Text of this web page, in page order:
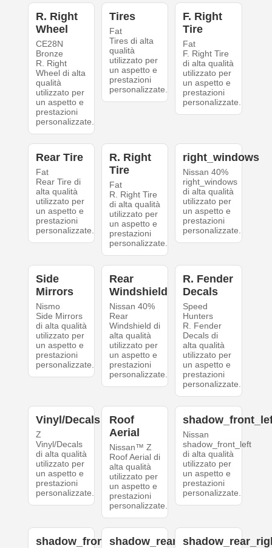
R. Right
Wheel
CE28N
Bronze
R. Right
Wheel di alta
qualità
utilizzato per
un aspetto e
prestazioni
personalizzate.
Tires
Fat
Tires di alta
qualità
utilizzato per
un aspetto e
prestazioni
personalizzate.
F. Right
Tire
Fat
F. Right Tire
di alta qualità
utilizzato per
un aspetto e
prestazioni
personalizzate.
Rear Tire
Fat
Rear Tire di
alta qualità
utilizzato per
un aspetto e
prestazioni
personalizzate.
R. Right
Tire
Fat
R. Right Tire
di alta qualità
utilizzato per
un aspetto e
prestazioni
personalizzate.
right_windows
Nissan 40%
right_windows
di alta qualità
utilizzato per
un aspetto e
prestazioni
personalizzate.
Side
Mirrors
Nismo
Side Mirrors
di alta qualità
utilizzato per
un aspetto e
prestazioni
personalizzate.
Rear
Windshield
Nissan 40%
Rear
Windshield di
alta qualità
utilizzato per
un aspetto e
prestazioni
personalizzate.
R. Fender
Decals
Speed
Hunters
R. Fender
Decals di
alta qualità
utilizzato per
un aspetto e
prestazioni
personalizzate.
Vinyl/Decals
Z
Vinyl/Decals
di alta qualità
utilizzato per
un aspetto e
prestazioni
personalizzate.
Roof
Aerial
Nissan™ Z
Roof Aerial di
alta qualità
utilizzato per
un aspetto e
prestazioni
personalizzate.
Nissan
shadow_front_left
di alta qualità
utilizzato per
un aspetto e
prestazioni
personalizzate.
shadow_front_rightshadow_rear_left